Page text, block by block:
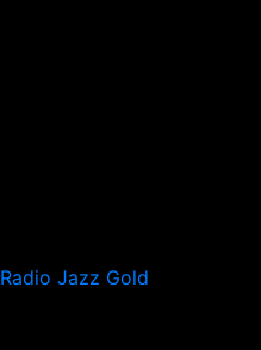
Radio Jazz Gold